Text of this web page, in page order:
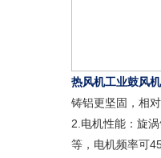
热风机工业鼓风机
铸铝更坚固，相
2.电机性能：旋
等，电机频率可